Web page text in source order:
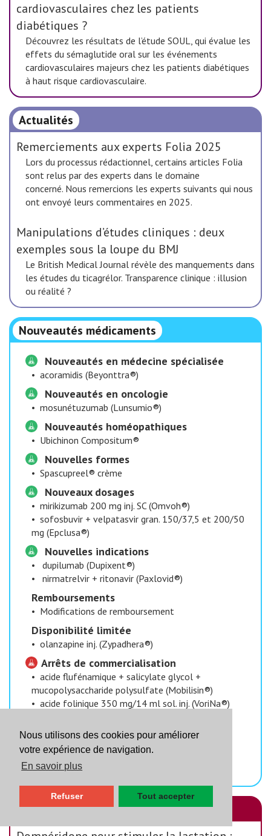
Nous utilisons des cookies pour améliorer
votre expérience de navigation.
En savoir plus
Refuser Tout accepter
cardiovasculaires chez les patients
diabétiques ?
Découvrez les résultats de l’étude SOUL, qui évalue les
effets du sémaglutide oral sur les événements
cardiovasculaires majeurs chez les patients diabétiques
à haut risque cardiovasculaire.
Actualités
Remerciements aux experts Folia 2025
Lors du processus rédactionnel, certains articles Folia
sont relus par des experts dans le domaine
concerné. Nous remercions les experts suivants qui nous
ont envoyé leurs commentaires en 2025.
Manipulations d’études cliniques : deux
exemples sous la loupe du BMJ
Le British Medical Journal révèle des manquements dans
les études du ticagrélor. Transparence clinique : illusion
ou réalité ?
Nouveautés médicaments
Nouveautés en médecine spécialisée
• acoramidis (Beyonttra®)
Nouveautés en oncologie
• mosunétuzumab (Lunsumio®)
Nouveautés homéopathiques
• Ubichinon Compositum®
Nouvelles formes
• Spascupreel® crème
Nouveaux dosages
• mirikizumab 200 mg inj. SC (Omvoh®)
• sofosbuvir + velpatasvir gran. 150/37,5 et 200/50
mg (Epclusa®)
Nouvelles indications
•
dupilumab (Dupixent®)
•
nirmatrelvir + ritonavir (Paxlovid®)
​ Remboursements
• Modifications de remboursement
​ Disponibilité limitée
• olanzapine inj. (Zypadhera®)
Arrêts de commercialisation
• acide flufénamique + salicylate glycol +
mucopolysaccharide polysulfate (Mobilisin®)
• acide folinique 350 mg/14 ml sol. inj. (VoriNa®)
•Calmedoron®
érythromycine 40 mg/ml sol. cut. (Erycine®)
•furosémide gél. lib. prol. (Lasix P®)
•moclobémide (Moclobemide Sandoz®)
Pharmacovigilance